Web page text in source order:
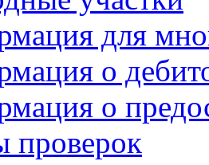
для
о
о
проверок